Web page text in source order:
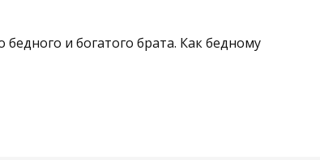
и богатого брата. Как бедному